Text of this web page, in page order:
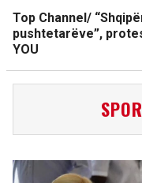
Top Channel/
pushtetarëve”,
YOU